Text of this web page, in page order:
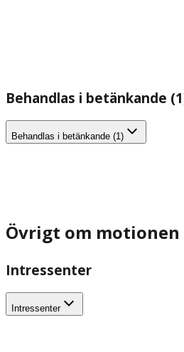
Behandlas i betänkande
Behandlas i betänkande (1)
Övrigt om motionen
Intressenter
Intressenter